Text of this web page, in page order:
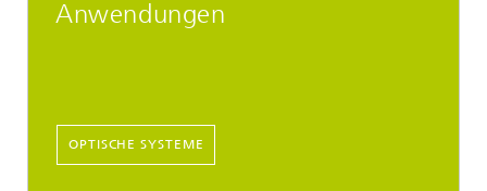
Anwendungen
OPTISCHE SYSTEME